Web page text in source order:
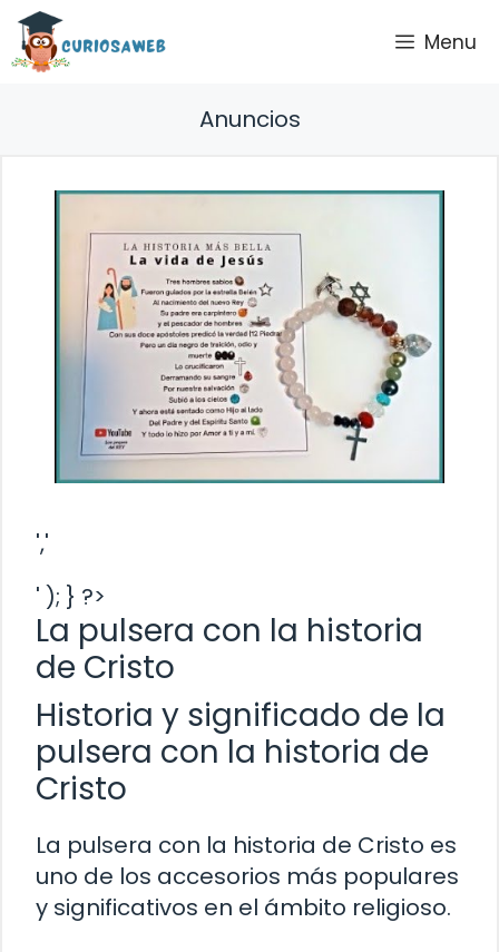
Saltar
contenido
Menu
Anuncios
','
' ); } ?>
La pulsera con la historia
de Cristo
Historia y significado de la
pulsera con la historia de
Cristo
La pulsera con la historia de Cristo es
uno de los accesorios más populares
y significativos en el ámbito religioso.